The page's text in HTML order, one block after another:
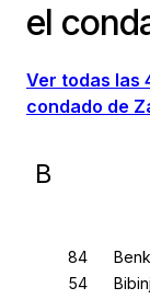
el
Ver todas las
condado de
B